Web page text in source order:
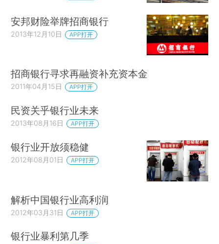
安邦财险举牌招商银行
2013年12月10日 APP打开
招商银行寻求再融资补充资本金
2011年04月15日 APP打开
民资关乎银行业未来
2013年08月16日 APP打开
银行业开放须稳健
2012年08月01日 APP打开
解析中国银行业高利润
2012年03月31日 APP打开
银行业暴利第几季